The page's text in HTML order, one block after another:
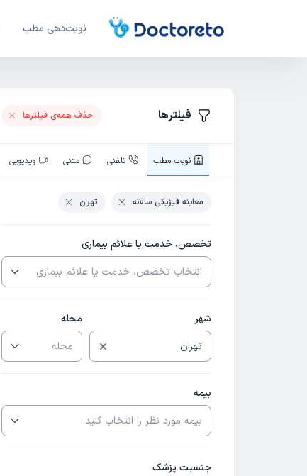
نوبت‌دهی مطب
فیلترها حذف همه‌ی فیلتر‌ها
نوبت‌ مطب تلفنی متنی ویدیویی
معاینه فیزیکی سالانه تهران
تخصص، خدمت یا علائم بیماری
شهر محله
بیمه
جنسیت پزشک